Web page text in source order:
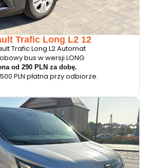
Trafic Long L2 12
Trafic Long L2 Automat
bus w wersji LONG
od 290 PLN za dobę.
PLN płatna przy odbiorze.